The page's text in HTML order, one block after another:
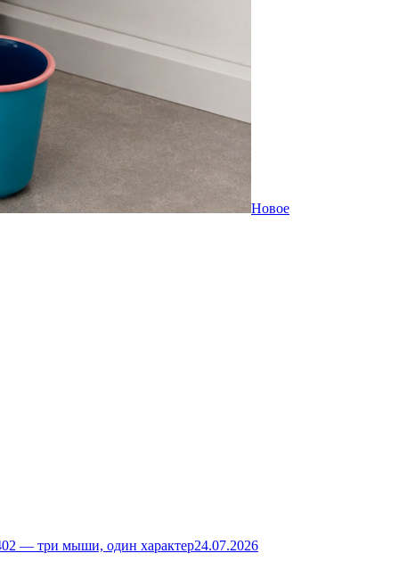
Новое
— три мыши, один характер24.07.2026